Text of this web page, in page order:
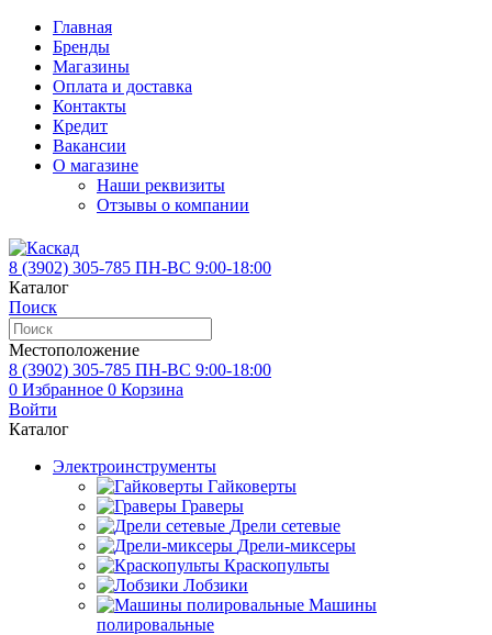
Главная
Бренды
Магазины
Оплата и доставка
Контакты
Кредит
Вакансии
О магазине
Наши реквизиты
Отзывы о компании
8 (3902) 305-785 ПН-ВС 9:00-18:00
Каталог
Поиск
Местоположение
8 (3902) 305-785 ПН-ВС 9:00-18:00
0 Избранное 0 Корзина
Войти
Каталог
Электроинструменты
Гайковерты
Граверы
Дрели сетевые
Дрели-миксеры
Краскопульты
Лобзики
Машины
полировальные